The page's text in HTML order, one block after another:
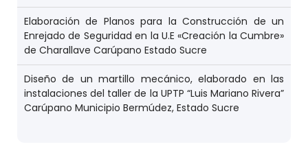
Elaboración de Planos para la Construcción de un
Enrejado de Seguridad en la U.E «Creación la Cumbre»
de Charallave Carúpano Estado Sucre
Diseño de un martillo mecánico, elaborado en las
instalaciones del taller de la UPTP “Luis Mariano Rivera”
Carúpano Municipio Bermúdez, Estado Sucre